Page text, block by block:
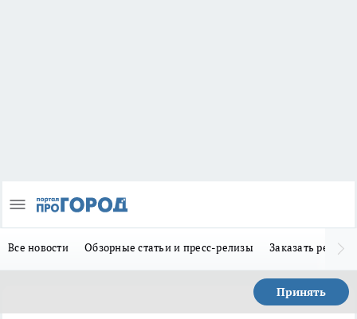
Все новости Обзорные статьи и пресс-релизы Заказать
Принять